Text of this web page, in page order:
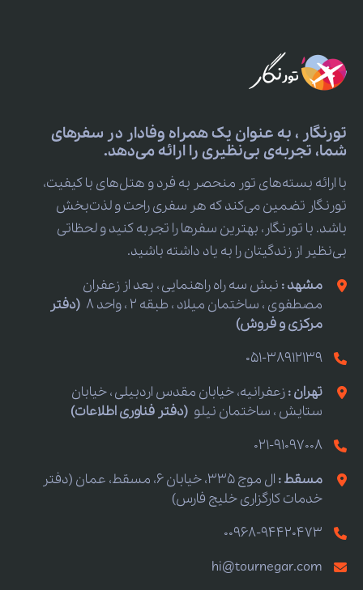
تورنگار ، به عنوان یک همراه وفادار در سفرهای
شما، تجربه‌ی بی‌نظیری را ارائه می‌دهد.
با ارائه بسته‌های تور منحصر به فرد و هتل‌های با کیفیت،
تورنگار تضمین می‌کند که هر سفری راحت و لذت‌بخش
باشد. با تورنگار، بهترین سفرها را تجربه کنید و لحظاتی
بی‌نظیر از زندگیتان را به یاد داشته باشید.
مشهد : نبش سه راه راهنمایی ، بعد از زعفران
مصطفوی ، ساختمان میلاد ، طبقه 2 ، واحد 8
(دفتر
مرکزی و فروش)
051-38912139
تهران :زعفرانیه، خیابان مقدس اردبیلی ، خیابان
ستایش ، ساختمان نیلو (دفتر فناوری اطلاعات)
021-91097008
مسقط :
ال موج 335، خیابان 6، مسقط، عمان (دفتر
خدمات کارگزاری خلیج فارس)
00968-94420473
hi@tournegar.com